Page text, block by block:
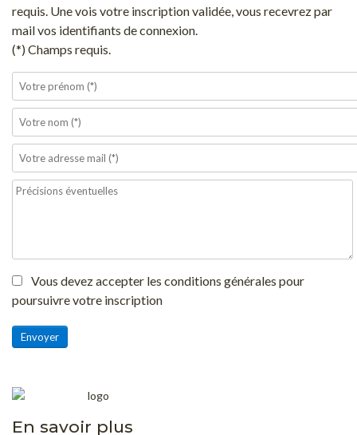
requis. Une vois votre inscription validée, vous recevrez par
mail vos identifiants de connexion.
(*) Champs requis.
Vous devez accepter les conditions générales pour
poursuivre votre inscription
Envoyer
En savoir plus